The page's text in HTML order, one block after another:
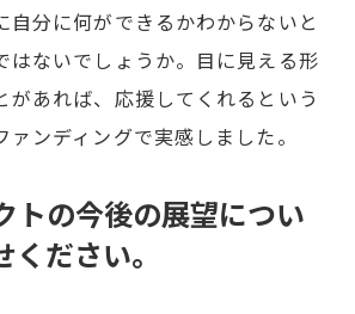
自分に何ができるかわからないと
はないでしょうか。目に見える形
があれば、応援してくれるという
ァンディングで実感しました。
トの今後の展望につい
ださい。